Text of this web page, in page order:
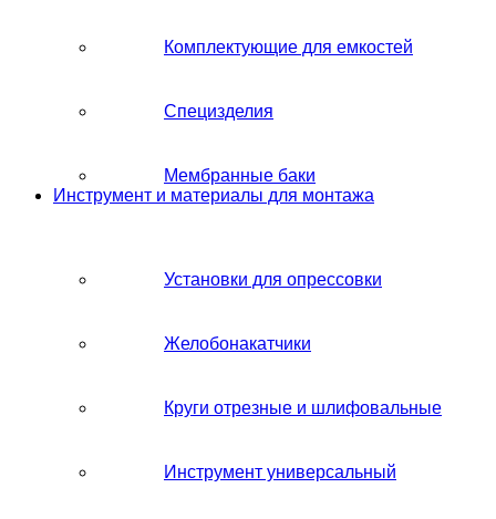
Комплектующие для емкостей
Специзделия
Мембранные баки
Инструмент и материалы для монтажа
Установки для опрессовки
Желобонакатчики
Круги отрезные и шлифовальные
Инструмент универсальный